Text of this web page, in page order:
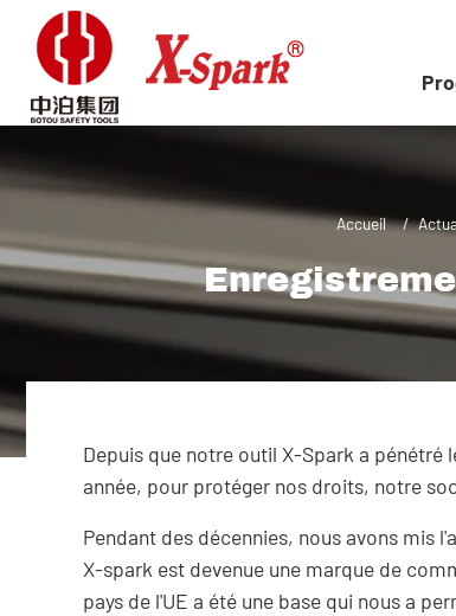
Accueil
Depuis que notre outil X-Spark a
année, pour protéger nos droits, notre
Pendant des décennies, nous avons mis
X-spark est devenue une marque de
pays de l'UE a été une base qui nous a